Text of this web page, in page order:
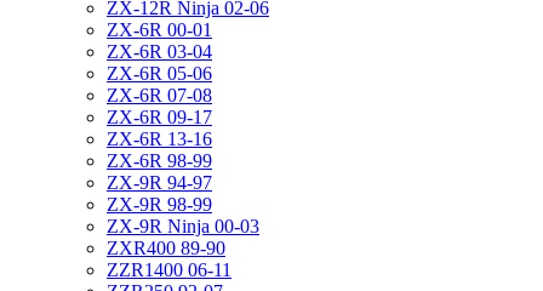
ZX-12R Ninja 02-06
ZX-6R 00-01
ZX-6R 03-04
ZX-6R 05-06
ZX-6R 07-08
ZX-6R 09-17
ZX-6R 13-16
ZX-6R 98-99
ZX-9R 94-97
ZX-9R 98-99
ZX-9R Ninja 00-03
ZXR400 89-90
ZZR1400 06-11